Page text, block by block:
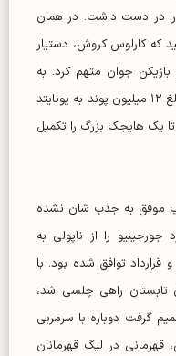
را در دست داشت. در همان
که کارلوس کروش، دستیار
جوان متهم کرد. به
طور باورنکردنی، چلسی در سال ۲۰۰۶ مبلغ ۱۲ میلیون پوند به یونایتد
تا یک هایجک بزرگ را تکمیل
موفق به جذب شان نشده
می‌کرد جورجینیو را از ناپولی به
توافق شده بود. با
تابستان راهی چلسی شد،
گرفت دوباره با سرمربی
در لیگ قهرمانان